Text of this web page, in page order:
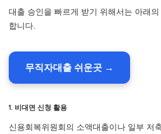
대출 승인을 빠르게 받기 위해서는 아래
합니다.
무직자대출 쉬운곳 →
1. 비대면 신청 활용
신용회복위원회의 소액대출이나 일부 저